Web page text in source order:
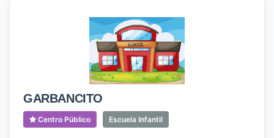
GARBANCITO
Centro Público Escuela Infantil